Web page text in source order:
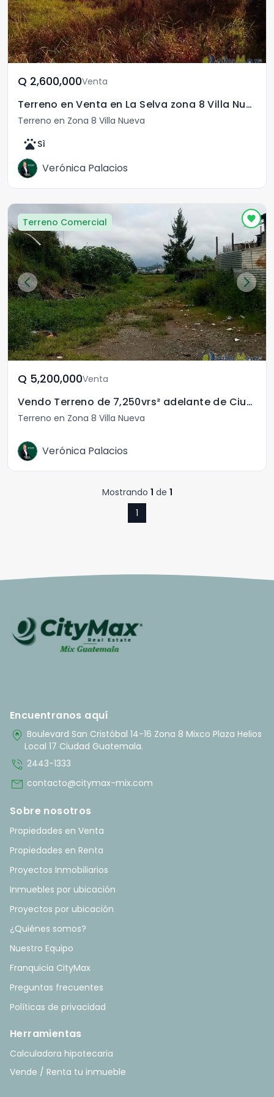
Q	2,600,000Venta
Terreno en Venta en La Selva zona 8 Villa Nueva Ciudad
Terreno en Zona 8 Villa Nueva
petsSì
Verónica Palacios
Terreno Comercial
Q	5,200,000Venta
Vendo Terreno de 7,250vrs² adelante de Ciudad Peronia
Terreno en Zona 8 Villa Nueva
Verónica Palacios
Mostrando 1 de 1
1
Encuentranos aquí
home_pin Boulevard San Cristóbal 14-16 Zona 8 Mixco Plaza Helios
Local 17 Ciudad Guatemala.
phone_in_talk 2443-1333
mail contacto@citymax-mix.com
Sobre nosotros
Propiedades en Venta
Propiedades en Renta
Proyectos Inmobiliarios
Inmuebles por ubicación
Proyectos por ubicación
¿Quiénes somos?
Nuestro Equipo
Franquicia CityMax
Preguntas frecuentes
Políticas de privacidad
Herramientas
Calculadora hipotecaria
Vende / Renta tu inmueble